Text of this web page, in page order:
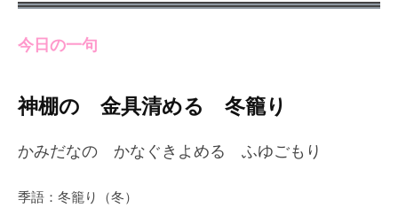
今日の一句
神棚の 金具清める 冬籠り
かみだなの かなぐきよめる ふゆごもり
季語：冬籠り（冬）